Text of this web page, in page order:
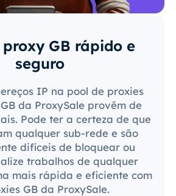
GB rápido e
seguro
IP na pool de proxies
da ProxySale provêm de
Pode ter a certeza de que
qualquer sub-rede e são
difíceis de bloquear ou
trabalhos de qualquer
mais rápida e eficiente com
GB da ProxySale.